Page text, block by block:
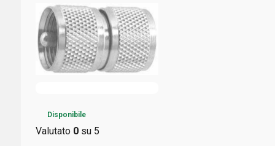
Disponibile
Valutato 0su 5